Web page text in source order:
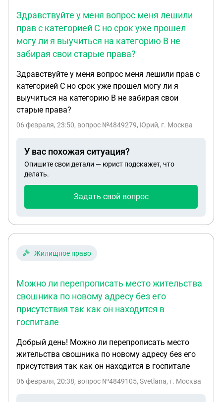
Здравствуйте у меня вопрос меня лешили
прав с категорией С но срок уже прошел
могу ли я выучиться на категорию B не
забирая свои старые права?
Здравствуйте у меня вопрос меня лешили прав с
категорией С но срок уже прошел могу ли я
выучиться на категорию B не забирая свои
старые права?
06 февраля, 23:50, вопрос №4849279, Юрий, г. Москва
У вас похожая ситуация?
Опишите свои детали — юрист подскажет, что
делать.
Задать свой вопрос
Жилищное право
Можно ли перепрописать место жительства
свошника по новому адресу без его
присутствия так как он находится в
госпитале
Добрый день! Можно ли перепрописать место
жительства свошника по новому адресу без его
присутствия так как он находится в госпитале
06 февраля, 20:38, вопрос №4849105, Svetlana, г. Москва